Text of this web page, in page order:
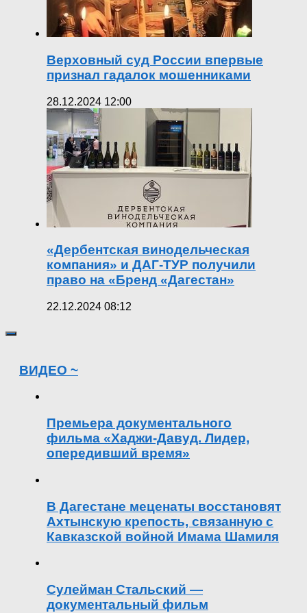
Верховный суд России впервые
признал гадалок мошенниками
28.12.2024 12:00
«Дербентская винодельческая
компания» и ДАГ-ТУР получили
право на «Бренд «Дагестан»
22.12.2024 08:12
ВИДЕО ~
Премьера документального
фильма «Хаджи-Давуд. Лидер,
опередивший время»
В Дагестане меценаты восстановят
Ахтынскую крепость, связанную с
Кавказской войной Имама Шамиля
Сулейман Стальский —
документальный фильм